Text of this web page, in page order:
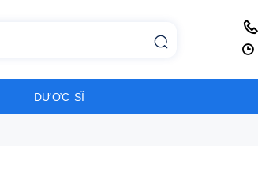
DƯỢC SĨ